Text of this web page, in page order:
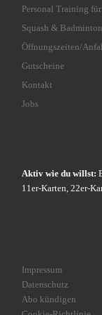
Personal Training
Squash &
Öffnungszeiten/
Gutscheine
Kontakt
Jobs
Aktiv wie du willst:
11er-Karten, 22er-
Impressum
Datenschutz
Abo kündigen